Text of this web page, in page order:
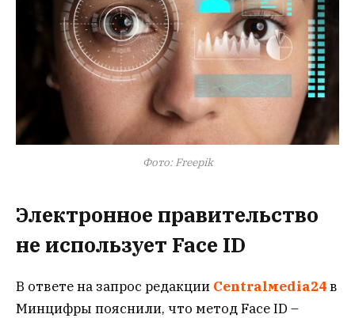
Фото: Freepik
Электронное правительство
не использует Face ID
В ответе на запрос редакции Centralмedia24в
Минцифры пояснили, что метод Face ID –